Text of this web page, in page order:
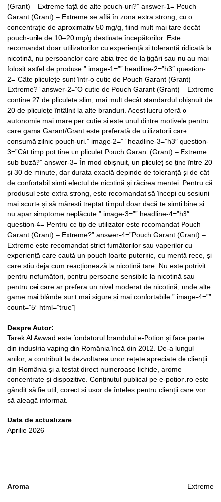
(Grant) – Extreme față de alte pouch-uri?” answer-1=”Pouch
Garant (Grant) – Extreme se află în zona extra strong, cu o
concentrație de aproximativ 50 mg/g, fiind mult mai tare decât
pouch-urile de 10–20 mg/g destinate începătorilor. Este
recomandat doar utilizatorilor cu experiență și toleranță ridicată la
nicotină, nu persoanelor care abia trec de la țigări sau nu au mai
folosit astfel de produse.” image-1=”” headline-2=”h3″ question-
2=”Câte pliculețe sunt într-o cutie de Pouch Garant (Grant) –
Extreme?” answer-2=”O cutie de Pouch Garant (Grant) – Extreme
conține 27 de pliculețe slim, mai mult decât standardul obișnuit de
20 de pliculețe întâlnit la alte branduri. Acest lucru oferă o
autonomie mai mare per cutie și este unul dintre motivele pentru
care gama Garant/Grant este preferată de utilizatorii care
consumă zilnic pouch-uri.” image-2=”” headline-3=”h3″ question-
3=”Cât timp pot ține un pliculeț Pouch Garant (Grant) – Extreme
sub buză?” answer-3=”În mod obișnuit, un pliculeț se ține între 20
și 30 de minute, dar durata exactă depinde de toleranță și de cât
de confortabil simți efectul de nicotină și răcirea mentei. Pentru că
produsul este extra strong, este recomandat să începi cu sesiuni
mai scurte și să mărești treptat timpul doar dacă te simți bine și
nu apar simptome neplăcute.” image-3=”” headline-4=”h3″
question-4=”Pentru ce tip de utilizator este recomandat Pouch
Garant (Grant) – Extreme?” answer-4=”Pouch Garant (Grant) –
Extreme este recomandat strict fumătorilor sau vaperilor cu
experiență care caută un pouch foarte puternic, cu mentă rece, și
care știu deja cum reacționează la nicotină tare. Nu este potrivit
pentru nefumători, pentru persoane sensibile la nicotină sau
pentru cei care ar prefera un nivel moderat de nicotină, unde alte
game mai blânde sunt mai sigure și mai confortabile.” image-4=””
count=”5″ html=”true”]
Despre Autor:
Tarek Al Awwad este fondatorul brandului e-Potion și face parte
din industria vaping din România încă din 2012. De-a lungul
anilor, a contribuit la dezvoltarea unor rețete apreciate de clienții
din România și a testat direct numeroase lichide, arome
concentrate și dispozitive. Conținutul publicat pe e-potion.ro este
gândit să fie util, corect și ușor de înțeles pentru clienții care vor
să aleagă informat.
Data de actualizare
Aprilie 2026
Aroma Extreme